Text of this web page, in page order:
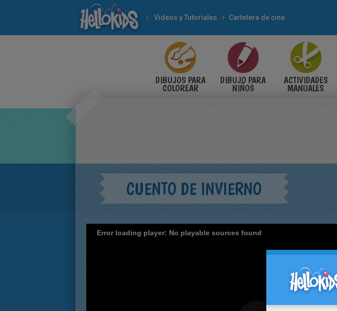
Videos y Tutoriales Cartelera de cine
DIBUJOS PARA
COLOREAR
DIBUJO PARA
NIÑOS
ACTIVIDADES
MANUALES
CUENTO DE INVIERNO
Error loading player: No playable sources found